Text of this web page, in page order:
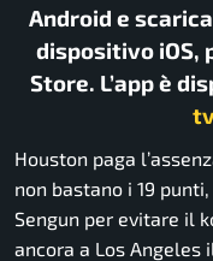
Android e
dispositivo iOS,
Store. L’app è
Houston paga
non bastano i 19
Sengun per evitare il
ancora a Los Angeles